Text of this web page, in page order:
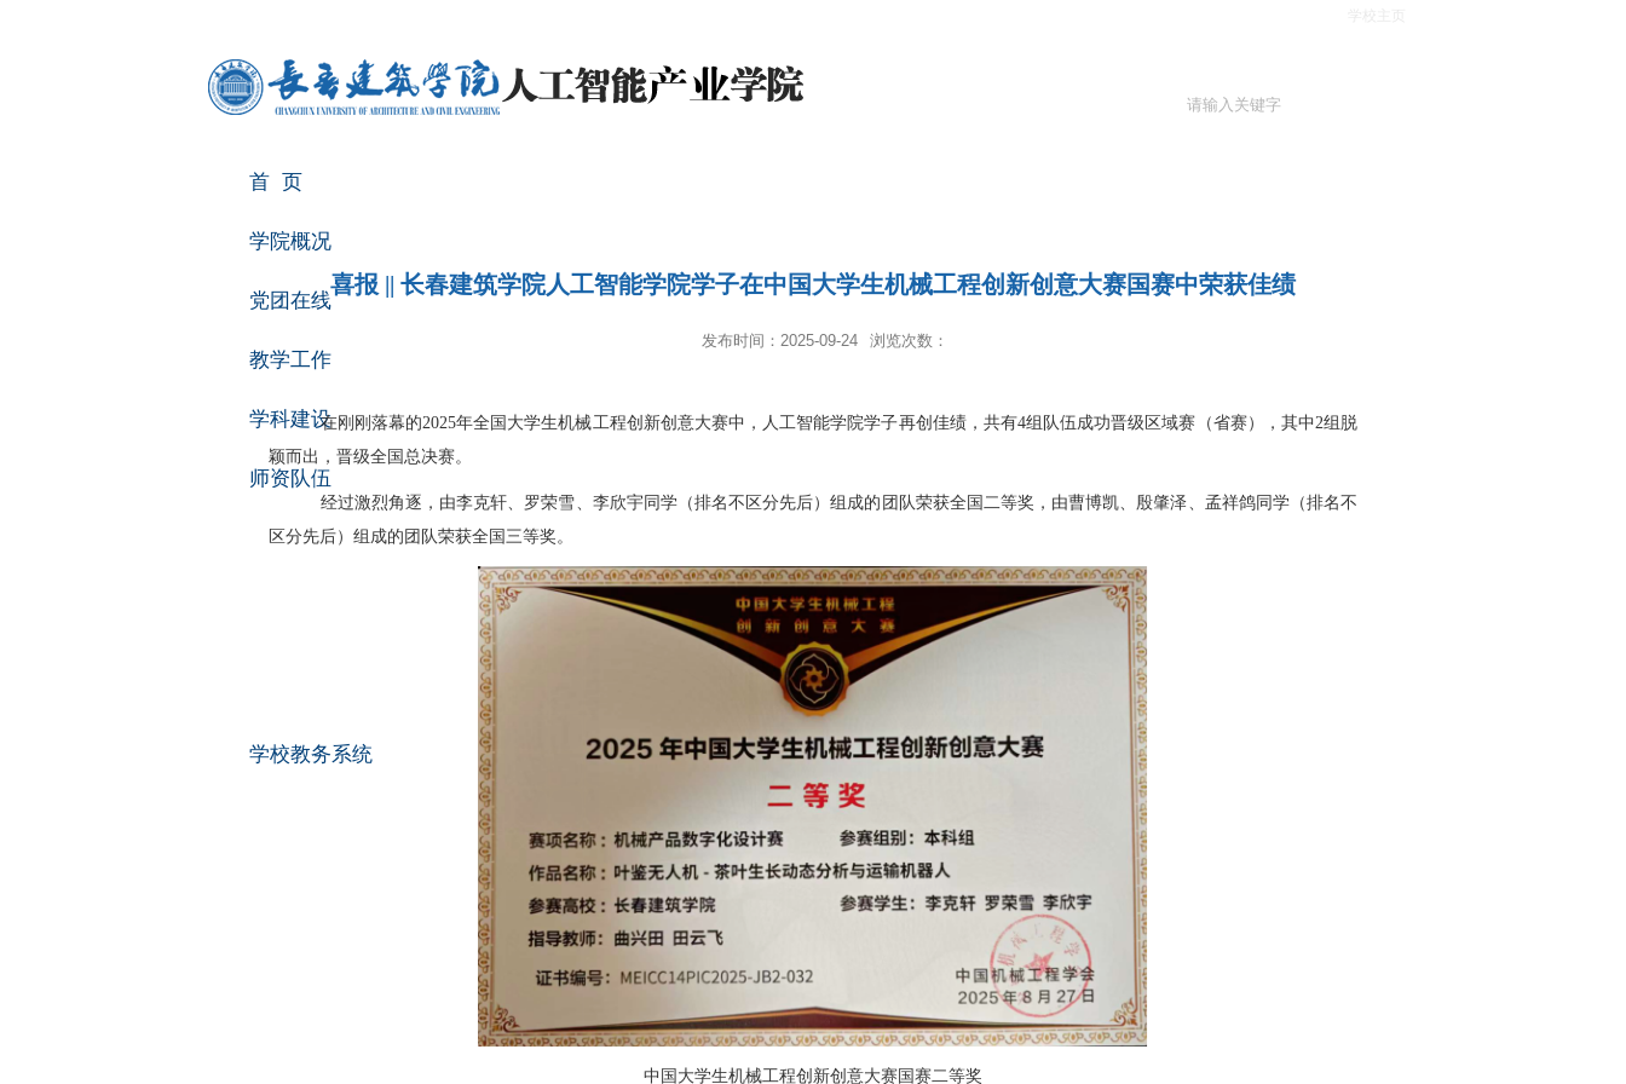
首页
学院概况
党团在线
教学工作
学科建设
师资队伍
智能科学与技...
机器人工程教...
人工智能教研...
学生工作办公...
党政办公室
学校教务系统
喜报 || 长春建筑学院人工智能学院学子在中国大学生机械工程创新创意大赛国赛中荣获佳绩
发布时间：2025-09-24 浏览次数：
在刚刚落幕的2025年全国大学生机械工程创新创意大赛中，人工智能学院学子再创佳绩，共有4组队伍成功晋级区域赛（省赛），其中2组脱
颖而出，晋级全国总决赛。
经过激烈角逐，由李克轩、罗荣雪、李欣宇同学（排名不区分先后）组成的团队荣获全国二等奖，由曹博凯、殷肇泽、孟祥鸽同学（排名不
区分先后）组成的团队荣获全国三等奖。
中国大学生机械工程创新创意大赛国赛二等奖